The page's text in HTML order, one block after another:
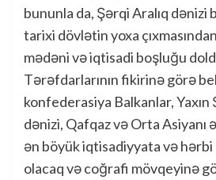
bununla da, Şərqi Aralıq dənizi
tarixi dövlətin yoxa
mədəni və iqtisadi boşluğu
Tərəfdarlarının fikirinə görə
konfederasiya Balkanlar, Yaxın
dənizi, Qafqaz və Orta Asiyanı
ən böyük iqtisadiyyata və
olacaq və coğrafi mövqeyinə